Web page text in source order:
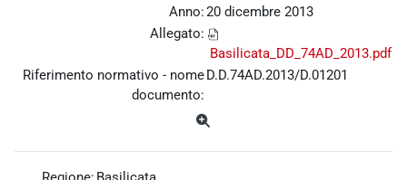
Anno:20 dicembre 2013
Allegato:
Basilicata_DD_74AD_2013.pdf
Riferimento normativo - nome
documento:
D.D.74AD.2013/D.01201